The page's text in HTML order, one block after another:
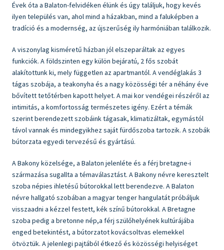
Évek óta a Balaton-felvidéken élünk és úgy találjuk, hogy kevés
ilyen település van, ahol mind a házakban, mind a faluképben a
tradíció és a modernség, az újszerűség ily harmóniában találkozik.
A viszonylag kisméretű házban jól elszeparáltak az egyes
funkciók. A földszinten egy külön bejáratú, 2 fős szobát
alakítottunk ki, mely független az apartmantól. A vendéglakás 3
tágas szobája, a teakonyha és a nagy közösségi tér a néhány éve
bővített tetőtérben kapott helyet. A mai kor vendégei részéről az
intimitás, a komfortosság természetes igény. Ezért a témák
szerint berendezett szobáink tágasak, klimatizáltak, egymástól
távol vannak és mindegyikhez saját fürdőszoba tartozik. A szobák
bútorzata egyedi tervezésű és gyártású.
A Bakony közelsége, a Balaton jelenléte és a férj bretagne-i
származása sugallta a témaválasztást. A Bakony névre keresztelt
szoba népies ihletésű bútorokkal lett berendezve. A Balaton
névre hallgató szobában a magyar tenger hangulatát próbáljuk
visszaadni a kézzel festett, kék színű bútorokkal. A Bretagne
szoba pedig a bretonne nép,a férj szülőhelyének kultúrájába
enged betekintést, a bútorzatot kovácsoltvas elemekkel
ötvöztük. A jelenlegi pajtából étkező és közösségi helyiséget